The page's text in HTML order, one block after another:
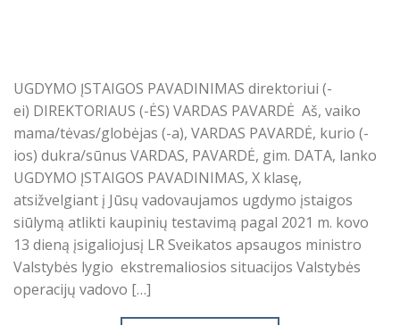
UGDYMO ĮSTAIGOS PAVADINIMAS direktoriui (-
ei) DIREKTORIAUS (-ĖS) VARDAS PAVARDĖ Aš, vaiko
mama/tėvas/globėjas (-a), VARDAS PAVARDĖ, kurio (-
ios) dukra/sūnus VARDAS, PAVARDĖ, gim. DATA, lanko
UGDYMO ĮSTAIGOS PAVADINIMAS, X klasę,
atsižvelgiant į Jūsų vadovaujamos ugdymo įstaigos
siūlymą atlikti kaupinių testavimą pagal 2021 m. kovo
13 dieną įsigaliojusį LR Sveikatos apsaugos ministro
Valstybės lygio ekstremaliosios situacijos Valstybės
operacijų vadovo […]